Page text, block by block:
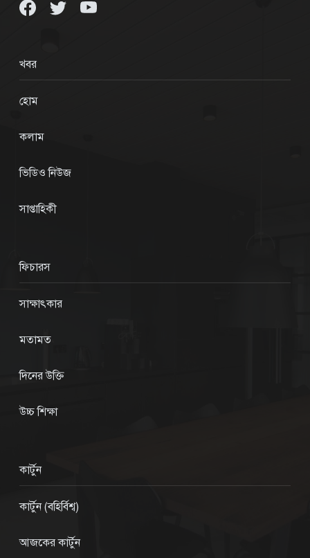
খবর
হোম
কলাম
ভিডিও নিউজ
সাপ্তাহিকী
ফিচারস
সাক্ষাৎকার
মতামত
দিনের উক্তি
উচ্চ শিক্ষা
কার্টুন
কার্টুন (বহির্বিশ্ব)
আজকের কার্টুন